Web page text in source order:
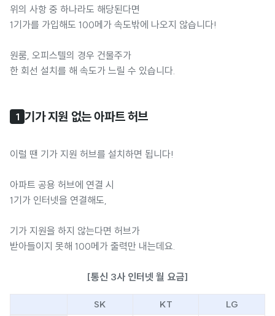
위의 사항 중 하나라도 해당된다면
1기가를 가입해도 100메가 속도밖에 나오지 않습니다!
원룸, 오피스텔의 경우 건물주가
한 회선 설치를 해 속도가 느릴 수 있습니다.
1 기가 지원 없는 아파트 허브
이럴 땐 기가 지원 허브를 설치하면 됩니다!
아파트 공용 허브에 연결 시
1기가 인터넷을 연결해도,
기가 지원을 하지 않는다면 허브가
받아들이지 못해 100메가 출력만 내는데요.
[통신 3사 인터넷 월 요금]
SK KT
LG